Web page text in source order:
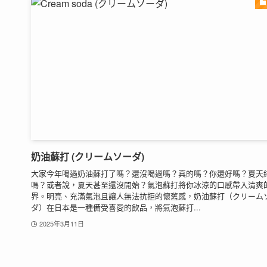
奶油蘇打 (クリームソーダ)
大家今年喝過奶油蘇打了嗎？還沒喝過嗎？真的嗎？你還好嗎？夏天
嗎？或者說，夏天甚至還沒開始？氣泡蘇打將你冰涼的口感帶入清爽
界。明亮、充滿氣泡且讓人無法抗拒的懷舊感，奶油蘇打（クリーム
ダ）在日本是一種備受喜愛的飲品，將氣泡蘇打...
2025年3月11日